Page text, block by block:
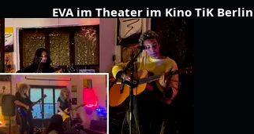
EVA im Theater im Kino TiK Berlin